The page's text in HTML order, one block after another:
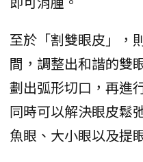
至於「割雙眼皮」，
間，調整出和諧的雙
劃出弧形切口，再進
同時可以解決眼皮鬆
魚眼、大小眼以及提